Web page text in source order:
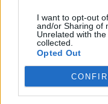
I want to opt-out
and/or Sharing of
Unrelated with
collected.
Opted Out